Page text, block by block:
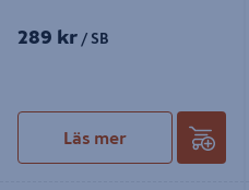
289 kr / SB
Läs mer